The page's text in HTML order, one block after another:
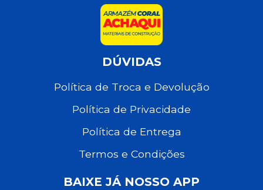
DÚVIDAS
Política de Troca e Devolução
Política de Privacidade
Política de Entrega
Termos e Condições
BAIXE JÁ NOSSO APP